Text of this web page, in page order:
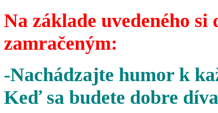
Na základe uvedeného
zamračeným:
-Nachádzajte humor k
Keď sa budete dobre